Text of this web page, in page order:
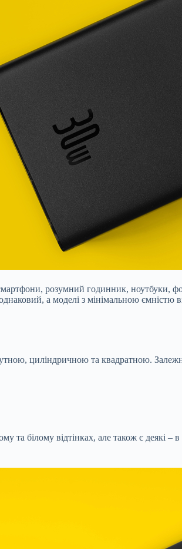
розумний годинник, ноутбуки,
а моделі з мінімальною
циліндричною та квадратною.
та білому відтінках, але також є